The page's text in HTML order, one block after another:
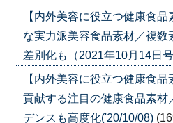
【内外美容に役立つ健康食
な実力派美容食品素材／複数
差別化も（2021年10月14日
【内外美容に役立つ健康食
貢献する注目の健康食品素材
デンスも高度化('20/10/08)